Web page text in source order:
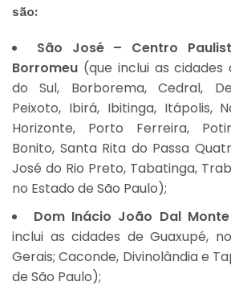
são:
São José – Centro
Borromeu (que inclui as cidades
do Sul, Borborema, Cedral,
Peixoto, Ibirá, Ibitinga, Itápolis,
Horizonte, Porto Ferreira,
Bonito, Santa Rita do Passa
José do Rio Preto, Tabatinga,
no Estado de São Paulo);
Dom Inácio João Dal
inclui as cidades de Guaxupé,
Gerais; Caconde, Divinolândia e
de São Paulo);